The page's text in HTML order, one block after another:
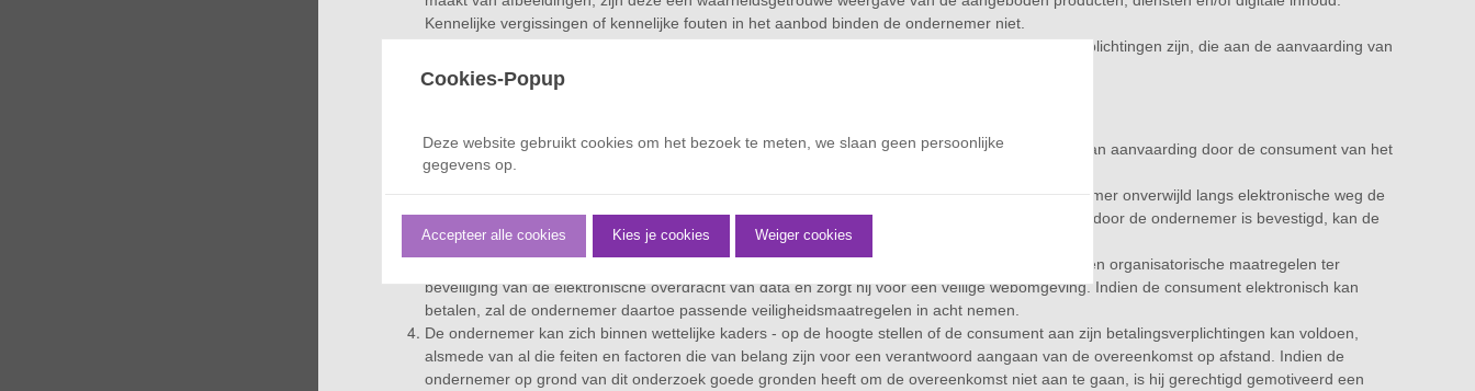
Kennelijke vergissingen of kennelijke fouten in het aanbod binden de ondernemer niet.
Elk aanbod bevat zodanige informatie, dat voor de consument duidelijk is wat de rechten en verplichtingen zijn, die aan de aanvaarding van
het aanbod zijn verbonden.
De overeenkomst komt, onder voorbehoud van het bepaalde in lid 4, tot stand op het moment van aanvaarding door de consument van het
aanbod en het voldoen aan de daarbij gestelde voorwaarden.
Indien de consument het aanbod langs elektronische weg heeft aanvaard, bevestigt de ondernemer onverwijld langs elektronische weg de
ontvangst van de aanvaarding van het aanbod. Zolang de ontvangst van deze aanvaarding niet door de ondernemer is bevestigd, kan de
consument de overeenkomst ontbinden.
Indien de overeenkomst elektronisch tot stand komt, treft de ondernemer passende technische en organisatorische maatregelen ter
beveiliging van de elektronische overdracht van data en zorgt hij voor een veilige webomgeving. Indien de consument elektronisch kan
betalen, zal de ondernemer daartoe passende veiligheidsmaatregelen in acht nemen.
De ondernemer kan zich binnen wettelijke kaders - op de hoogte stellen of de consument aan zijn betalingsverplichtingen kan voldoen,
alsmede van al die feiten en factoren die van belang zijn voor een verantwoord aangaan van de overeenkomst op afstand. Indien de
ondernemer op grond van dit onderzoek goede gronden heeft om de overeenkomst niet aan te gaan, is hij gerechtigd gemotiveerd een
Cookies-Popup
Deze website gebruikt cookies om het bezoek te meten, we slaan geen persoonlijke
gegevens op.
Accepteer alle cookies Kies je cookies Weiger cookies